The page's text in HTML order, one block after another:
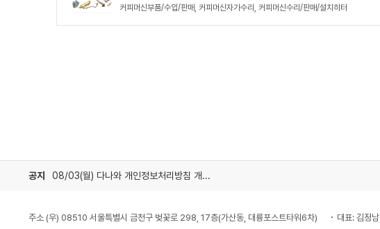
커피머신부품/수입/판매, 커피머신자가수리, 커피머신수리/판매/설치히터
공지 08/03(월) 다나와 개인정보처리방침 개정 안내
주소 (우) 08510 서울특별시 금천구 벚꽃로 298, 17층(가산동, 대륭포스트타워6차) 대표: 김정남